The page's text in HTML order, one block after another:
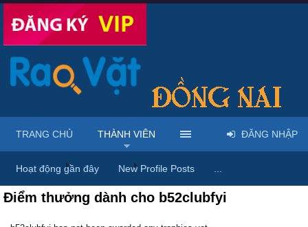
Trang chủ Thành viên b52clubfyi
Điểm thưởng dành cho b52clubfyi
TRANG CHỦ THÀNH VIÊN
Hoạt động gần đây New Profile Posts
ĐĂNG NHẬP